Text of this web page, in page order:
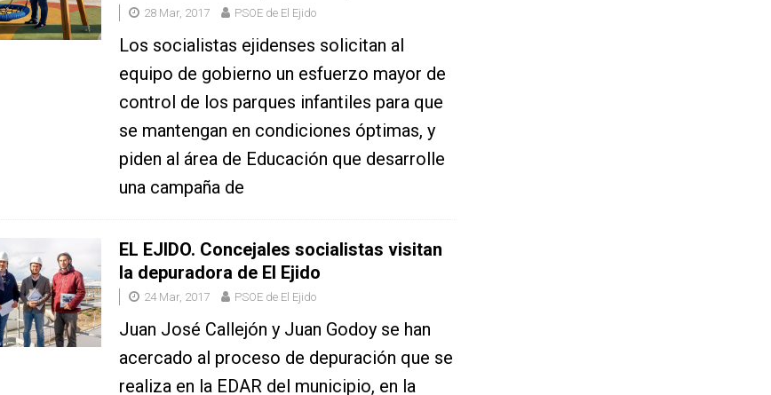
28 Mar, 2017 PSOE de El Ejido
Los socialistas ejidenses solicitan al
equipo de gobierno un esfuerzo mayor de
control de los parques infantiles para que
se mantengan en condiciones óptimas, y
piden al área de Educación que desarrolle
una campaña de
EL EJIDO. Concejales socialistas visitan
la depuradora de El Ejido
24 Mar, 2017 PSOE de El Ejido
Juan José Callejón y Juan Godoy se han
acercado al proceso de depuración que se
realiza en la EDAR del municipio, en la